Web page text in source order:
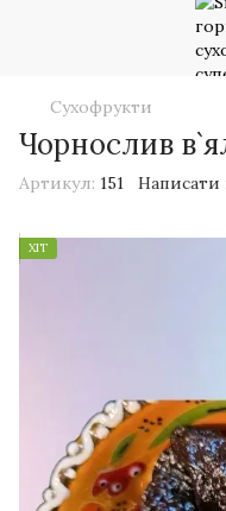
Сухофрукти
Чорнослив
Артикул: 151 Написати
ХІТ